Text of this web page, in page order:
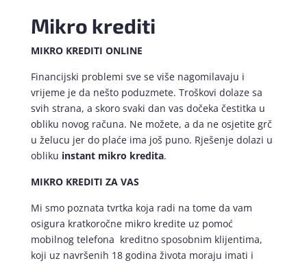
Mikro krediti
MIKRO KREDITI ONLINE
Financijski problemi sve se više nagomilavaju i
vrijeme je da nešto poduzmete. Troškovi dolaze sa
svih strana, a skoro svaki dan vas dočeka čestitka u
obliku novog računa. Ne možete, a da ne osjetite grč
u želucu jer do plaće ima još puno. Rješenje dolazi u
obliku instant mikro kredita.
MIKRO KREDITI ZA VAS
Mi smo poznata tvrtka koja radi na tome da vam
osigura kratkoročne mikro kredite uz pomoć
mobilnog telefona kreditno sposobnim klijentima,
koji uz navršenih 18 godina života moraju imati i